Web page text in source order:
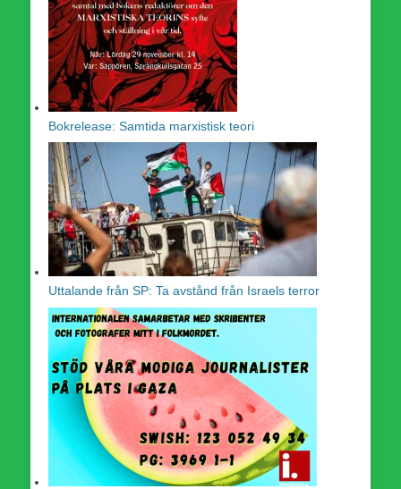
Bokrelease: Samtida marxistisk teori
Uttalande från SP: Ta avstånd från Israels terror